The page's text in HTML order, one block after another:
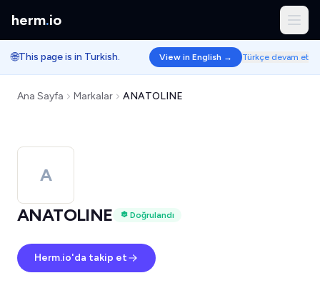
herm.io
🌐This page is in Turkish. View in English → Türkçe devam et
Ana Sayfa Markalar ANATOLINE
A
ANATOLINE
Doğrulandı
Herm.io'da takip et